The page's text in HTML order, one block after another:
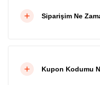
Siparişim Ne
Kupon Kodumu